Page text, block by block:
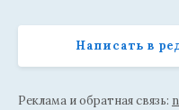
Написать в
Реклама и обратная связь: